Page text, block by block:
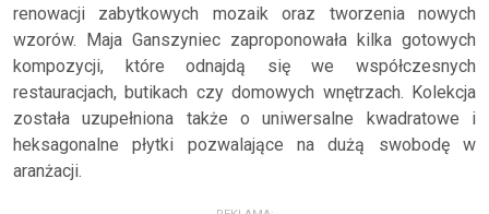
renowacji zabytkowych mozaik oraz tworzenia nowych
wzorów. Maja Ganszyniec zaproponowała kilka gotowych
kompozycji, które odnajdą się we współczesnych
restauracjach, butikach czy domowych wnętrzach. Kolekcja
została uzupełniona także o uniwersalne kwadratowe i
heksagonalne płytki pozwalające na dużą swobodę w
aranżacji.